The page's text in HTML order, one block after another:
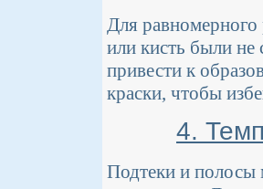
Для равномерного
или кисть были
привести к
краски, чтобы
4.
Подтеки и полосы